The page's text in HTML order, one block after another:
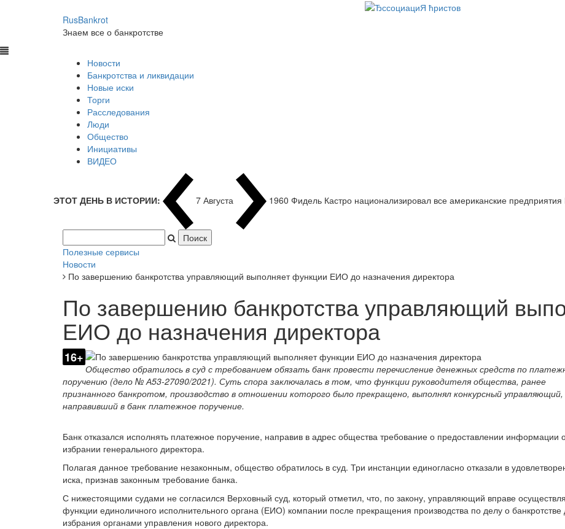
RusBankrot
Знаем все о банкротстве
Новости
Банкротства и ликвидации
Новые иски
Торги
Расследования
Люди
Общество
Инициативы
ВИДЕО
ЭТОТ ДЕНЬ В ИСТОРИИ: 7 Августа 1960 Фидель Кастро национализировал все американские предприятия
Полезные сервисы
Новости
По завершению банкротства управляющий выполняет функции ЕИО до назначения директора
По завершению банкротства управляющий
ЕИО до назначения директора
16+
Общество обратилось в суд с требованием обязать банк провести перечисление денежных средств по
поручению (дело № А53-27090/2021). Суть спора заключалась в том, что функции руководителя общества, ранее
признанного банкротом, производство в отношении которого было прекращено, выполнял конкурсный управляющий,
направивший в банк платежное поручение.
Банк отказался исполнять платежное поручение, направив в адрес общества требование о предоставлении информации
избрании генерального директора.
Полагая данное требование незаконным, общество обратилось в суд. Три инстанции единогласно отказали в
иска, признав законным требование банка.
С нижестоящими судами не согласился Верховный суд, который отметил, что, по закону, управляющий вправе
функции единоличного исполнительного органа (ЕИО) компании после прекращения производства по делу о банкротстве
избрания органами управления нового директора.